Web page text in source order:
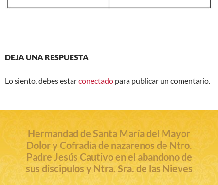
DEJA UNA RESPUESTA
Lo siento, debes estarconectado para publicar un comentario.
Hermandad de Santa María del Mayor
Dolor y Cofradía de nazarenos de Ntro.
Padre Jesús Cautivo en el abandono de
sus discipulos y Ntra. Sra. de las Nieves